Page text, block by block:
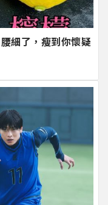
細了，瘦到你懷疑